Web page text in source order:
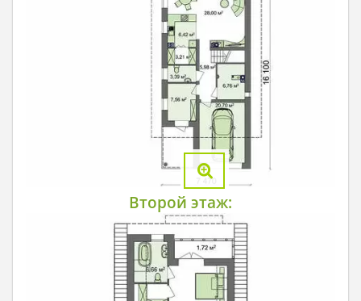
Второй этаж: